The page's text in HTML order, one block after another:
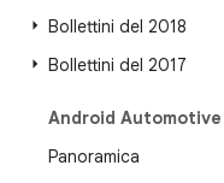
Bollettini del 2018
Bollettini del 2017
Android Automotive
Panoramica